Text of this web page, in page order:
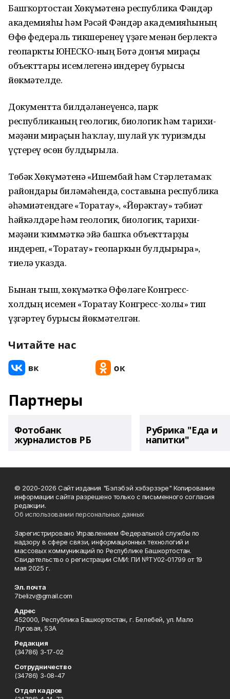
Башҡортостан Хөкүмәтенә республика Фәндәр
академияһы һәм Рәсәй Фәндәр академияһының
Өфө федераль тикшеренеү үҙәге менән берлектә
геопаркты ЮНЕСКО-ның Бөтә донъя мираҫы
объекттары исемлегенә индереү бурысы
йөкмәтелде.
Документта билдәләнеүенсә, парк
республиканың геологик, биологик һәм тарихи-
мәҙәни мираҫын һаҡлау, шулай уҡ туризмды
үҫтереү өсөн булдырыла.
Төбәк Хөкүмәтенә «Ишембай һәм Стәрлетамаҡ
райондары биләмәһендә, составына республика
әһәмиәтендәге «Торатау», «Йөрәктау» тәбиғәт
һәйкәлдәре һәм геологик, биологик, тарихи-
мәҙәни ҡиммәткә эйә башҡа объекттарҙы
индереп, «Торатау» геопаркын булдырырға»,
тиелә указда.
Бынан тыш, хөкүмәткә Өфөләге Конгресс-
холдың исемен «Торатау Конгресс-холы» тип
үҙгәртеү бурысы йөкмәтелгән.
Читайте нас
Партнеры
Фотобанк
журналистов РБ
Рубрика "Еда и
напитки"
© 2020-2026 Сайт издания "Бэлэбэй хэбэрзэре" Копирование
информации сайта разрешено только с письменного согласия
редакции.
Об использовании персональных данных
Зарегистрировано Управлением Федеральной службы по
надзору в сфере связи, информационных технологий и
массовых коммуникаций по Республике Башкортостан.
Свидетельство о регистрации СМИ: ПИ №ТУ02-01799 от 19
мая 2025 г.
Эл. почта
7belizv@gmail.com
Адрес
452000, Республика Башкортостан, г. Белебей, ул. Мало
Луговая, 53А
Редакция
(34786) 3-17-02
Сотрудничество
(34786) 3-08-47
Отдел кадров